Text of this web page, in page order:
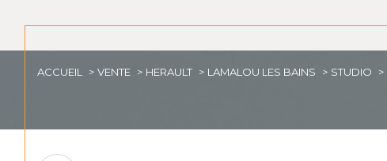
ACCUEIL VENTE HERAULT LAMALOU LES BAINS STUDIO